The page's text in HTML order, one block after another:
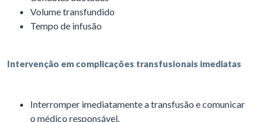
Volume transfundido
Tempo de infusão
Intervenção em complicações transfusionais imediatas
Interromper imediatamente a transfusão e comunicar
o médico responsável.